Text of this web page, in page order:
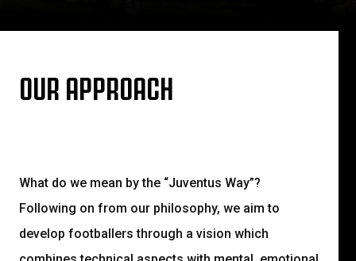
OUR APPROACH
What do we mean by the “Juventus Way”?
Following on from our philosophy, we aim to
develop footballers through a vision which